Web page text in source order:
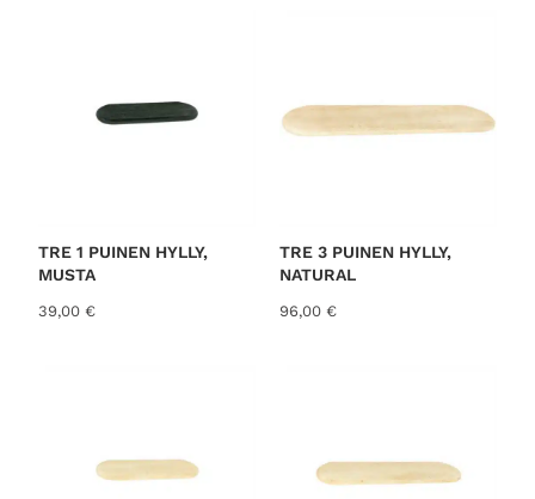
TRE 1 PUINEN HYLLY,
MUSTA
39,00 €
TRE 3 PUINEN HYLLY,
NATURAL
96,00 €